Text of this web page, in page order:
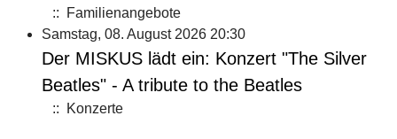
:: Familienangebote
Samstag, 08. August 2026 20:30
Der MISKUS lädt ein: Konzert "The Silver
Beatles" - A tribute to the Beatles
:: Konzerte